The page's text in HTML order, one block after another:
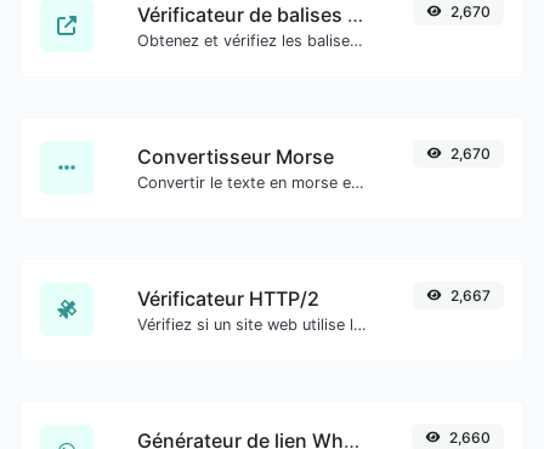
Vérificateur de balises méta
Obtenez et vérifiez les balises méta de n'importe quel site web.
2,670
Convertisseur Morse
Convertir le texte en morse et inversement pour toute entrée de chaîne.
2,670
Vérificateur HTTP/2
Vérifiez si un site web utilise le nouveau protocole HTTP/2 ou non.
2,667
Générateur de lien WhatsApp 2,660